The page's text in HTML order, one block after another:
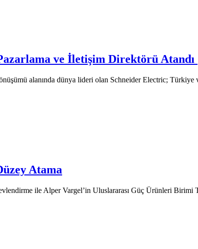
ve İletişim Direktörü Atandı
alanında dünya lideri olan Schneider Electric;
Atama
ile Alper Vargel’in Uluslararası Güç Ürünleri Birimi